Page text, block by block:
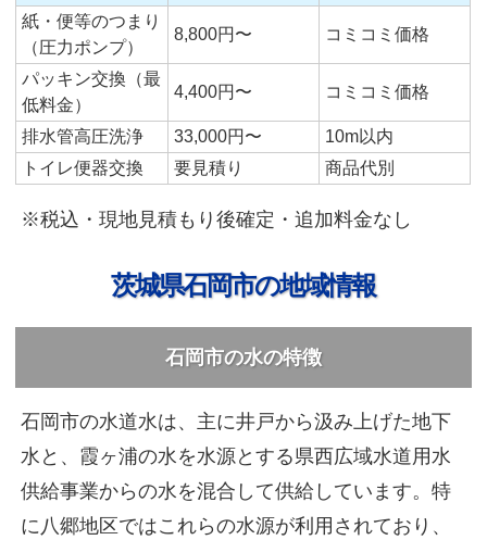
紙・便等のつまり
（圧力ポンプ）
8,800円〜 コミコミ価格
パッキン交換（最
低料金）
4,400円〜 コミコミ価格
排水管高圧洗浄 33,000円〜
10m以内
トイレ便器交換
要見積り 商品代別
※税込・現地見積もり後確定・追加料金なし
茨城県石岡市の地域情報
石岡市の水の特徴
石岡市の水道水は、主に井戸から汲み上げた地下
水と、霞ヶ浦の水を水源とする県西広域水道用水
供給事業からの水を混合して供給しています。特
に八郷地区ではこれらの水源が利用されており、